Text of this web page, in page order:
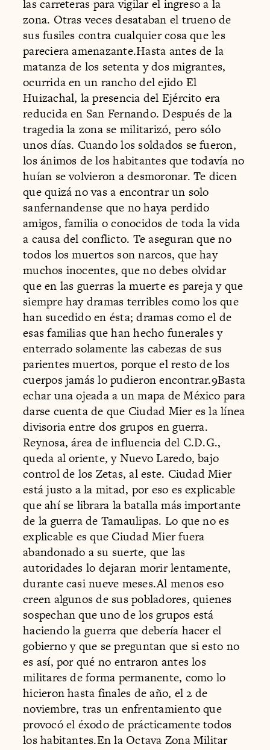
las carreteras para vigilar el ingreso a la
zona. Otras veces desataban el trueno de
sus fusiles contra cualquier cosa que les
pareciera amenazante.Hasta antes de la
matanza de los setenta y dos migrantes,
ocurrida en un rancho del ejido El
Huizachal, la presencia del Ejército era
reducida en San Fernando. Después de la
tragedia la zona se militarizó, pero sólo
unos días. Cuando los soldados se fueron,
los ánimos de los habitantes que todavía no
huían se volvieron a desmoronar. Te dicen
que quizá no vas a encontrar un solo
sanfernandense que no haya perdido
amigos, familia o conocidos de toda la vida
a causa del conflicto. Te aseguran que no
todos los muertos son narcos, que hay
muchos inocentes, que no debes olvidar
que en las guerras la muerte es pareja y que
siempre hay dramas terribles como los que
han sucedido en ésta; dramas como el de
esas familias que han hecho funerales y
enterrado solamente las cabezas de sus
parientes muertos, porque el resto de los
cuerpos jamás lo pudieron encontrar.9Basta
echar una ojeada a un mapa de México para
darse cuenta de que Ciudad Mier es la línea
divisoria entre dos grupos en guerra.
Reynosa, área de influencia del C.D.G.,
queda al oriente, y Nuevo Laredo, bajo
control de los Zetas, al este. Ciudad Mier
está justo a la mitad, por eso es explicable
que ahí se librara la batalla más importante
de la guerra de Tamaulipas. Lo que no es
explicable es que Ciudad Mier fuera
abandonado a su suerte, que las
autoridades lo dejaran morir lentamente,
durante casi nueve meses.Al menos eso
creen algunos de sus pobladores, quienes
sospechan que uno de los grupos está
haciendo la guerra que debería hacer el
gobierno y que se preguntan que si esto no
es así, por qué no entraron antes los
militares de forma permanente, como lo
hicieron hasta finales de año, el 2 de
noviembre, tras un enfrentamiento que
provocó el éxodo de prácticamente todos
los habitantes.En la Octava Zona Militar